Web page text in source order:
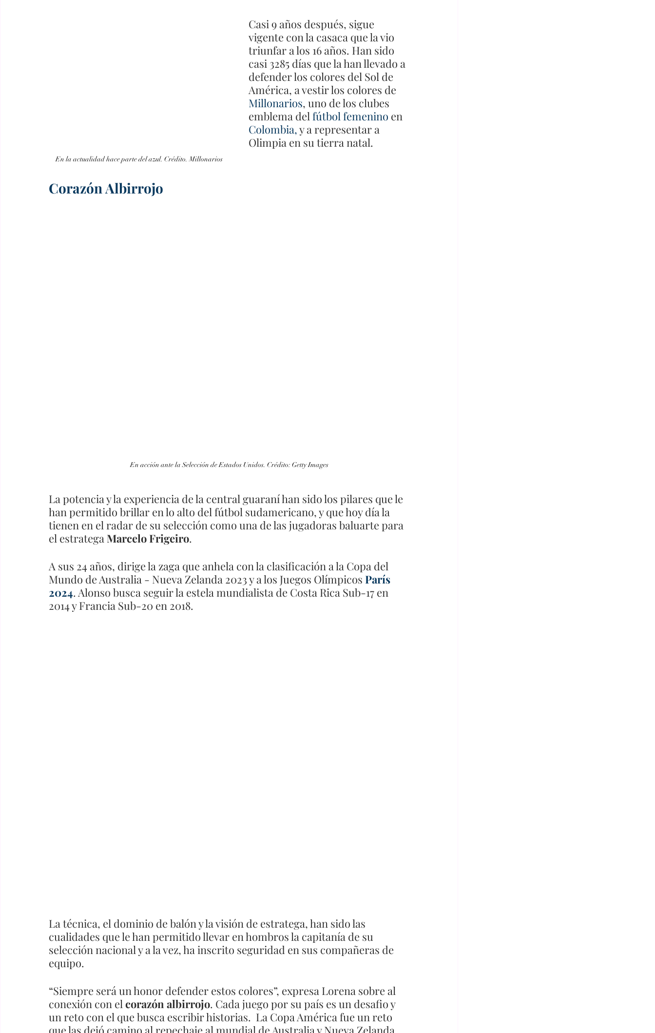
En la actualidad hace parte del azul. Crédito. Millonarios
Casi 9 años después, sigue
vigente con la casaca que la vio
triunfar a los 16 años. Han sido
casi 3285 días que la han llevado a
defender los colores del Sol de
América, a vestir los colores de
Millonarios, uno de los clubes
emblema del fútbol femenino en
Colombia, y a representar a
Olimpia en su tierra natal.
Corazón Albirrojo
En acción ante la Selección de Estados Unidos. Crédito: Getty Images
La potencia y la experiencia de la central guaraní han sido los pilares que le
han permitido brillar en lo alto del fútbol sudamericano, y que hoy día la
tienen en el radar de su selección como una de las jugadoras baluarte para
el estratega Marcelo Frigeiro.
A sus 24 años, dirige la zaga que anhela con la clasificación a la Copa del
Mundo de Australia - Nueva Zelanda 2023 y a los Juegos Olímpicos París
2024. Alonso busca seguir la estela mundialista de Costa Rica Sub-17 en
2014 y Francia Sub-20 en 2018.
La técnica, el dominio de balón y la visión de estratega, han sido las
cualidades que le han permitido llevar en hombros la capitanía de su
selección nacional y a la vez, ha inscrito seguridad en sus compañeras de
equipo.
“Siempre será un honor defender estos colores”, expresa Lorena sobre al
conexión con el corazón albirrojo. Cada juego por su país es un desafio y
un reto con el que busca escribir historias.  La Copa América fue un reto
que las dejó camino al repechaje al mundial de Australia y Nueva Zelanda